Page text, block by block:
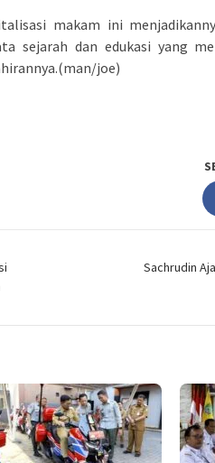
makam ini
sejarah dan edukasi yang
joe)
Sachrudin